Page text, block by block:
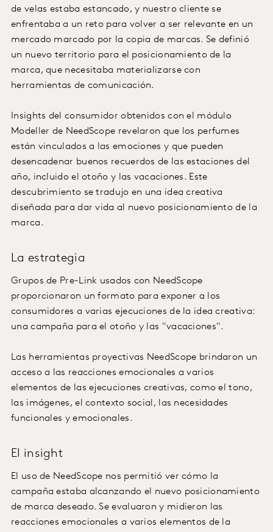
de velas estaba estancado, y nuestro cliente se
enfrentaba a un reto para volver a ser relevante en un
mercado marcado por la copia de marcas. Se definió
un nuevo territorio para el posicionamiento de la
marca, que necesitaba materializarse con
herramientas de comunicación.
Insights del consumidor obtenidos con el módulo
Modeller de NeedScope revelaron que los perfumes
están vinculados a las emociones y que pueden
desencadenar buenos recuerdos de las estaciones del
año, incluido el otoño y las vacaciones. Este
descubrimiento se tradujo en una idea creativa
diseñada para dar vida al nuevo posicionamiento de la
marca.
La estrategia
Grupos de Pre-Link usados con NeedScope
proporcionaron un formato para exponer a los
consumidores a varias ejecuciones de la idea creativa:
una campaña para el otoño y las "vacaciones".
Las herramientas proyectivas NeedScope brindaron un
acceso a las reacciones emocionales a varios
elementos de las ejecuciones creativas, como el tono,
las imágenes, el contexto social, las necesidades
funcionales y emocionales.
El insight
El uso de NeedScope nos permitió ver cómo la
campaña estaba alcanzando el nuevo posicionamiento
de marca deseado. Se evaluaron y midieron las
reacciones emocionales a varios elementos de la